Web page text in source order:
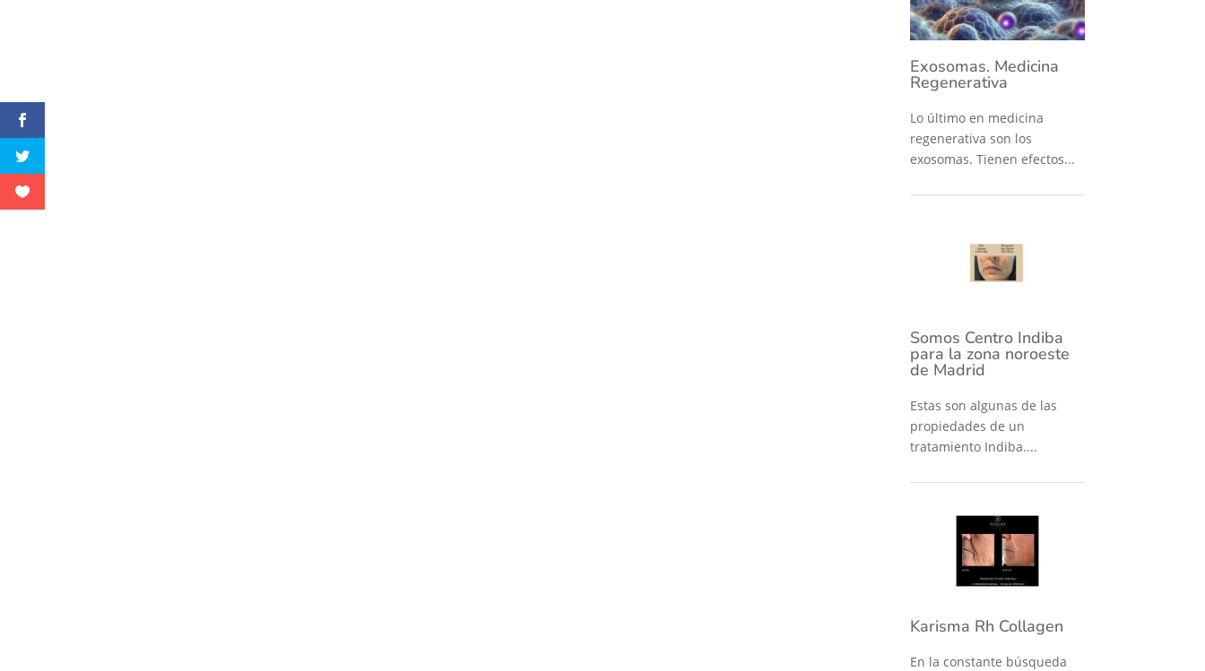
Exosomas. Medicina
Regenerativa
Lo último en medicina
regenerativa son los
exosomas. Tienen efectos...
Somos Centro Indiba
para la zona noroeste
de Madrid
Estas son algunas de las
propiedades de un
tratamiento Indiba....
Karisma Rh Collagen
En la constante búsqueda